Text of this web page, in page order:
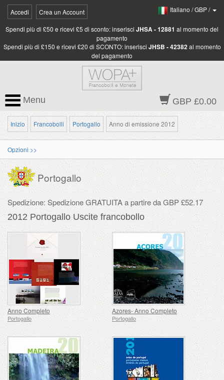
Accedi Crea un Account Italiano /GBP/
Spendi più di £50 e ricevi £5 di sconto: inserisci JHSA - 12881 al momento del
pagamento
Spendi più di £150 e ricevi £20 di SCONTO: inserisci JHSB - 42382 al momento
del pagamento
GBP £0.00
Menu
Inizio Francobolli Portogallo Anno di emissione 2012
Opzioni >>
Portogallo
Spedizione: Spedizione GRATUITA a partire da GBP £52.17
2012 Portogallo Uscite francobollo
Anno Completo
Portogallo
Azores- Anno Completo
Portogallo